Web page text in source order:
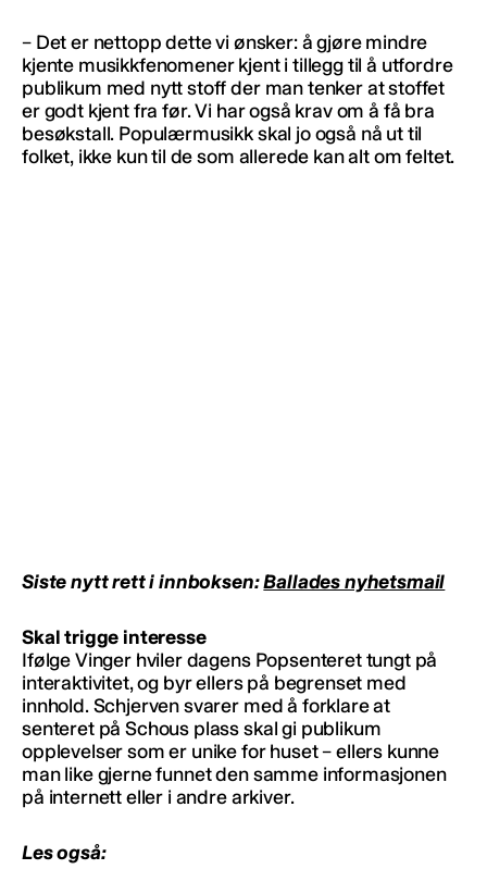
– Det er nettopp dette vi ønsker: å gjøre mindre
kjente musikkfenomener kjent i tillegg til å utfordre
publikum med nytt stoff der man tenker at stoffet
er godt kjent fra før. Vi har også krav om å få bra
besøkstall. Populærmusikk skal jo også nå ut til
folket, ikke kun til de som allerede kan alt om feltet.
Siste nytt rett i innboksen:Ballades nyhetsmail
Skal trigge interesse
Ifølge Vinger hviler dagens Popsenteret tungt på
interaktivitet, og byr ellers på begrenset med
innhold. Schjerven svarer med å forklare at
senteret på Schous plass skal gi publikum
opplevelser som er unike for huset – ellers kunne
man like gjerne funnet den samme informasjonen
på internett eller i andre arkiver.
Les også: